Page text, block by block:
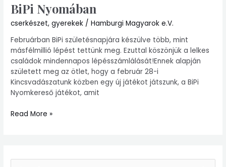
BiPi Nyomában
cserkészet,gyerekek /Hamburgi Magyarok e.V.
Februárban BiPi születésnapjára készülve több, mint
másfélmillió lépést tettünk meg. Ezuttal köszönjük a lelkes
családok mindennapos lépésszámlálását!Ennek alapján
született meg az ötlet, hogy a február 28-i
Kincsvadászatunk közben egy új játékot játszunk, a BiPi
Nyomkereső játékot, amit
Read More »